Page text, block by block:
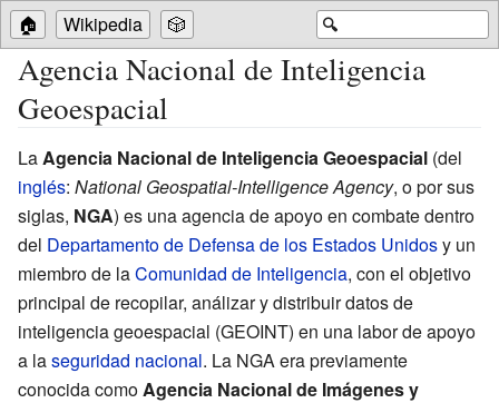
🔍
🏠 Wikipedia 🎲
Agencia Nacional de Inteligencia
Geoespacial
La Agencia Nacional de Inteligencia Geoespacial (del
inglés: National Geospatial-Intelligence Agency, o por sus
siglas, NGA) es una agencia de apoyo en combate dentro
del Departamento de Defensa de los Estados Unidosy un
miembro de laComunidad de Inteligencia, con el objetivo
principal de recopilar, análizar y distribuir datos de
inteligencia geoespacial (GEOINT) en una labor de apoyo
a laseguridad nacional. La NGA era previamente
conocida como Agencia Nacional de Imágenes y